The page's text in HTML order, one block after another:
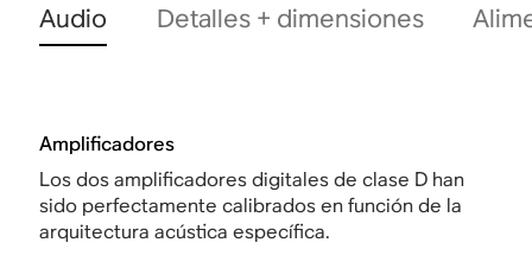
Audio Detalles + dimensiones
Amplificadores
Los dos amplificadores digitales de clase D han
sido perfectamente calibrados en función de la
arquitectura acústica específica.